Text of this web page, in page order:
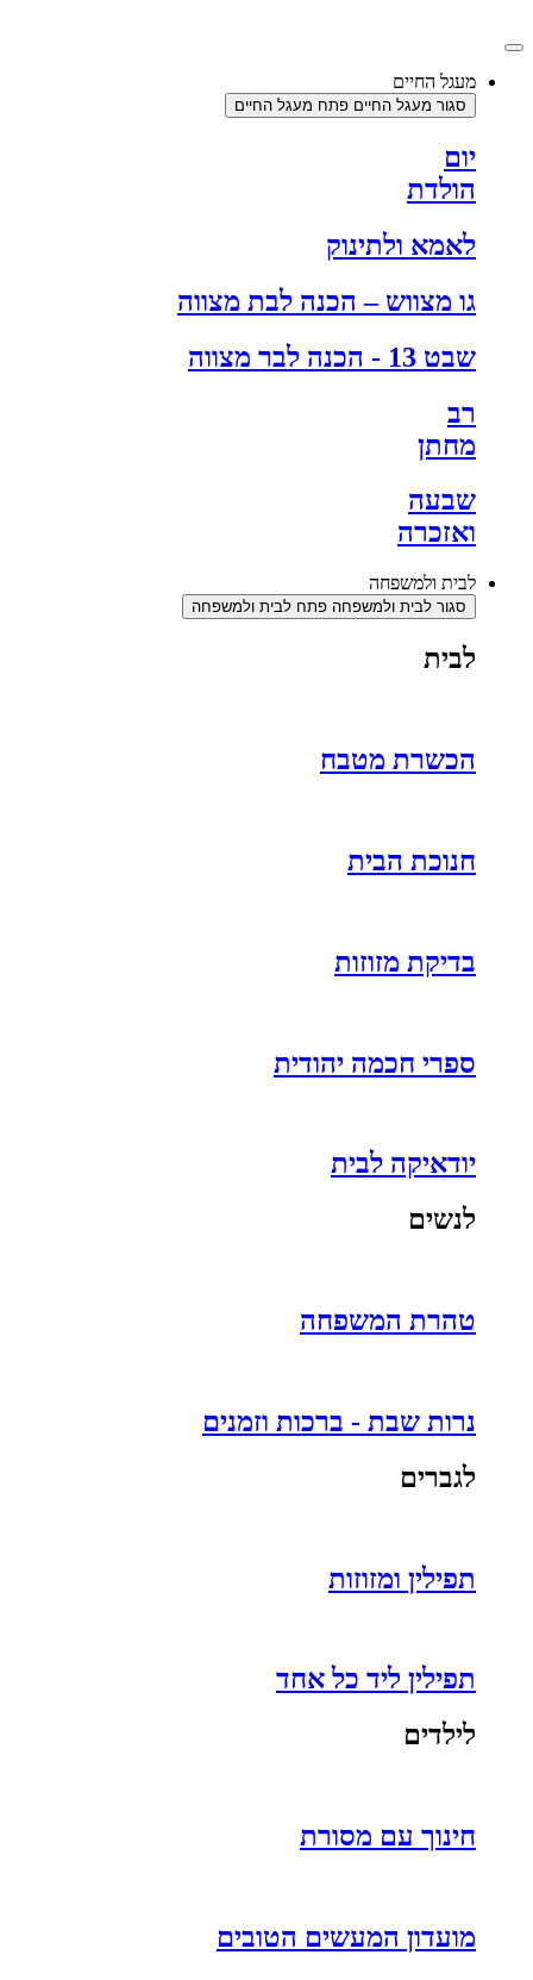
לתוכן
מעגל החיים
סגור מעגל החיים פתח מעגל החיים
יום
הולדת
לאמא ולתינוק
גו מצווש – הכנה לבת מצווה
שבט 13 - הכנה לבר מצווה
רב
מחתן
שבעה
ואזכרה
לבית ולמשפחה
סגור לבית ולמשפחה פתח לבית ולמשפחה
לבית
הכשרת מטבח
חנוכת הבית
בדיקת מזוזות
ספרי חכמה יהודית
יודאיקה לבית
לנשים
טהרת המשפחה
נרות שבת - ברכות וזמנים
לגברים
תפילין ומזוזות
תפילין ליד כל אחד
לילדים
חינוך עם מסורת
מועדון המעשים הטובים